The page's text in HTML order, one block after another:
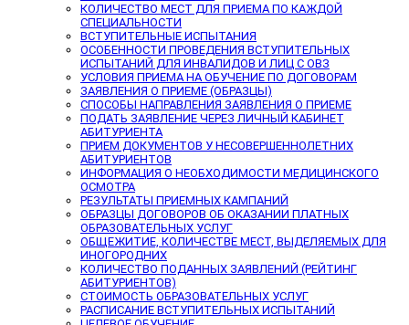
КОЛИЧЕСТВО МЕСТ ДЛЯ ПРИЕМА ПО КАЖДОЙ
СПЕЦИАЛЬНОСТИ
ВСТУПИТЕЛЬНЫЕ ИСПЫТАНИЯ
ОСОБЕННОСТИ ПРОВЕДЕНИЯ ВСТУПИТЕЛЬНЫХ
ИСПЫТАНИЙ ДЛЯ ИНВАЛИДОВ И ЛИЦ С ОВЗ
УСЛОВИЯ ПРИЕМА НА ОБУЧЕНИЕ ПО ДОГОВОРАМ
ЗАЯВЛЕНИЯ О ПРИЕМЕ (ОБРАЗЦЫ)
СПОСОБЫ НАПРАВЛЕНИЯ ЗАЯВЛЕНИЯ О ПРИЕМЕ
ПОДАТЬ ЗАЯВЛЕНИЕ ЧЕРЕЗ ЛИЧНЫЙ КАБИНЕТ
АБИТУРИЕНТА
ПРИЕМ ДОКУМЕНТОВ У НЕСОВЕРШЕННОЛЕТНИХ
АБИТУРИЕНТОВ
ИНФОРМАЦИЯ О НЕОБХОДИМОСТИ МЕДИЦИНСКОГО
ОСМОТРА
РЕЗУЛЬТАТЫ ПРИЕМНЫХ КАМПАНИЙ
ОБРАЗЦЫ ДОГОВОРОВ ОБ ОКАЗАНИИ ПЛАТНЫХ
ОБРАЗОВАТЕЛЬНЫХ УСЛУГ
ОБЩЕЖИТИЕ, КОЛИЧЕСТВЕ МЕСТ, ВЫДЕЛЯЕМЫХ ДЛЯ
ИНОГОРОДНИХ
КОЛИЧЕСТВО ПОДАННЫХ ЗАЯВЛЕНИЙ (РЕЙТИНГ
АБИТУРИЕНТОВ)
СТОИМОСТЬ ОБРАЗОВАТЕЛЬНЫХ УСЛУГ
РАСПИСАНИЕ ВСТУПИТЕЛЬНЫХ ИСПЫТАНИЙ